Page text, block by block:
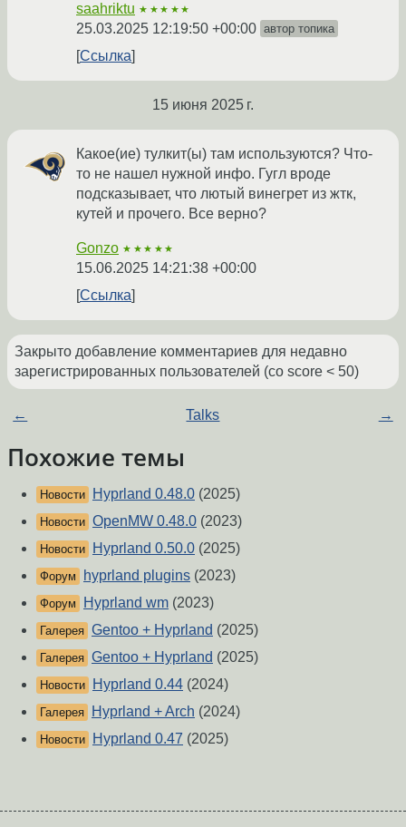
saahriktu ★★★★★
25.03.2025 12:19:50 +00:00 автор топика
Ссылка
15 июня 2025 г.
Какое(ие) тулкит(ы) там используются? Что-
то не нашел нужной инфо. Гугл вроде
подсказывает, что лютый винегрет из жтк,
кутей и прочего. Все верно?
Gonzo ★★★★★
15.06.2025 14:21:38 +00:00
Ссылка
Закрыто добавление комментариев для недавно
зарегистрированных пользователей (со score < 50)
← Talks →
Похожие темы
Новости Hyprland 0.48.0 (2025)
Новости OpenMW 0.48.0 (2023)
Новости Hyprland 0.50.0 (2025)
Форум hyprland plugins (2023)
Форум Hyprland wm (2023)
Галерея Gentoo + Hyprland (2025)
Галерея Gentoo + Hyprland (2025)
Новости Hyprland 0.44 (2024)
Галерея Hyprland + Arch (2024)
Новости Hyprland 0.47 (2025)